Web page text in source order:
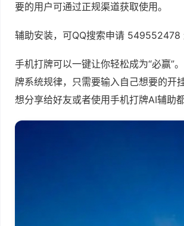
要的用户可通过正规渠道获取使用。
辅助安装，可QQ搜索申请 549552478
手机打牌可以一键让你轻松成为“必赢”
牌系统规律，只需要输入自己想要的开
想分享给好友或者使用手机打牌AI辅助